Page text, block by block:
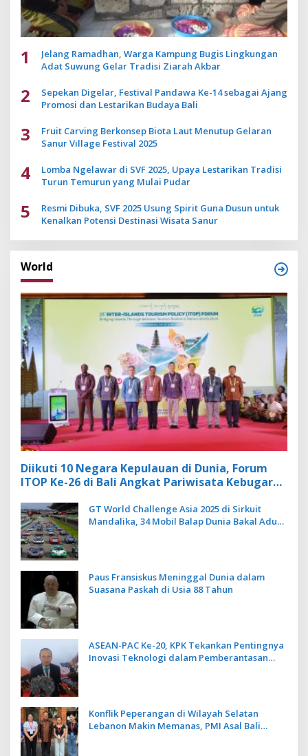
1
Jelang Ramadhan, Warga Kampung Bugis Lingkungan
Adat Suwung Gelar Tradisi Ziarah Akbar
2
Sepekan Digelar, Festival Pandawa Ke-14 sebagai Ajang
Promosi dan Lestarikan Budaya Bali
3
Fruit Carving Berkonsep Biota Laut Menutup Gelaran
Sanur Village Festival 2025
4
Lomba Ngelawar di SVF 2025, Upaya Lestarikan Tradisi
Turun Temurun yang Mulai Pudar
5
Resmi Dibuka, SVF 2025 Usung Spirit Guna Dusun untuk
Kenalkan Potensi Destinasi Wisata Sanur
World
Diikuti 10 Negara Kepulauan di Dunia, Forum
ITOP Ke-26 di Bali Angkat Pariwisata Kebugaran
GT World Challenge Asia 2025 di Sirkuit
Mandalika, 34 Mobil Balap Dunia Bakal Adu
Paus Fransiskus Meninggal Dunia dalam
Suasana Paskah di Usia 88 Tahun
ASEAN-PAC Ke-20, KPK Tekankan Pentingnya
Inovasi Teknologi dalam Pemberantasan
Konflik Peperangan di Wilayah Selatan
Lebanon Makin Memanas, PMI Asal Bali